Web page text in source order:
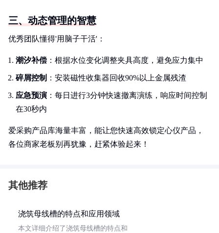
三、动态管理的智慧
优秀团队懂得'用脑子干活'：
潮汐补偿 ：根据水位变化调整夹具高度，避免应力集中
碎屑控制 ：安装磁性收集器回收90%以上金属残渣
应急预演 ：每日进行3分钟快速撤离演练，响应时间控制
在30秒内
爱采购产品库海量丰富，能让您快速高效锁定心仪产品，
各位商家老板别再犹豫，赶紧体验起来！
其他推荐
浇筑母线槽的特点和应用领域
本文详细介绍了浇筑母线槽的特点和